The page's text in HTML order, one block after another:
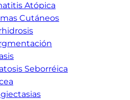
Atópica
Cutáneos
Seborréica